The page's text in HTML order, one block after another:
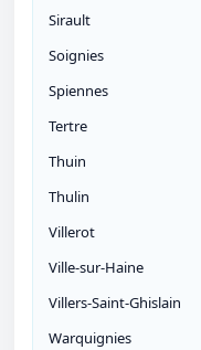
Sirault
Soignies
Spiennes
Tertre
Thuin
Thulin
Villerot
Ville-sur-Haine
Villers-Saint-Ghislain
Warquignies